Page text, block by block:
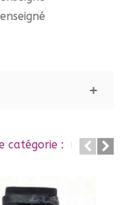
catégorie :